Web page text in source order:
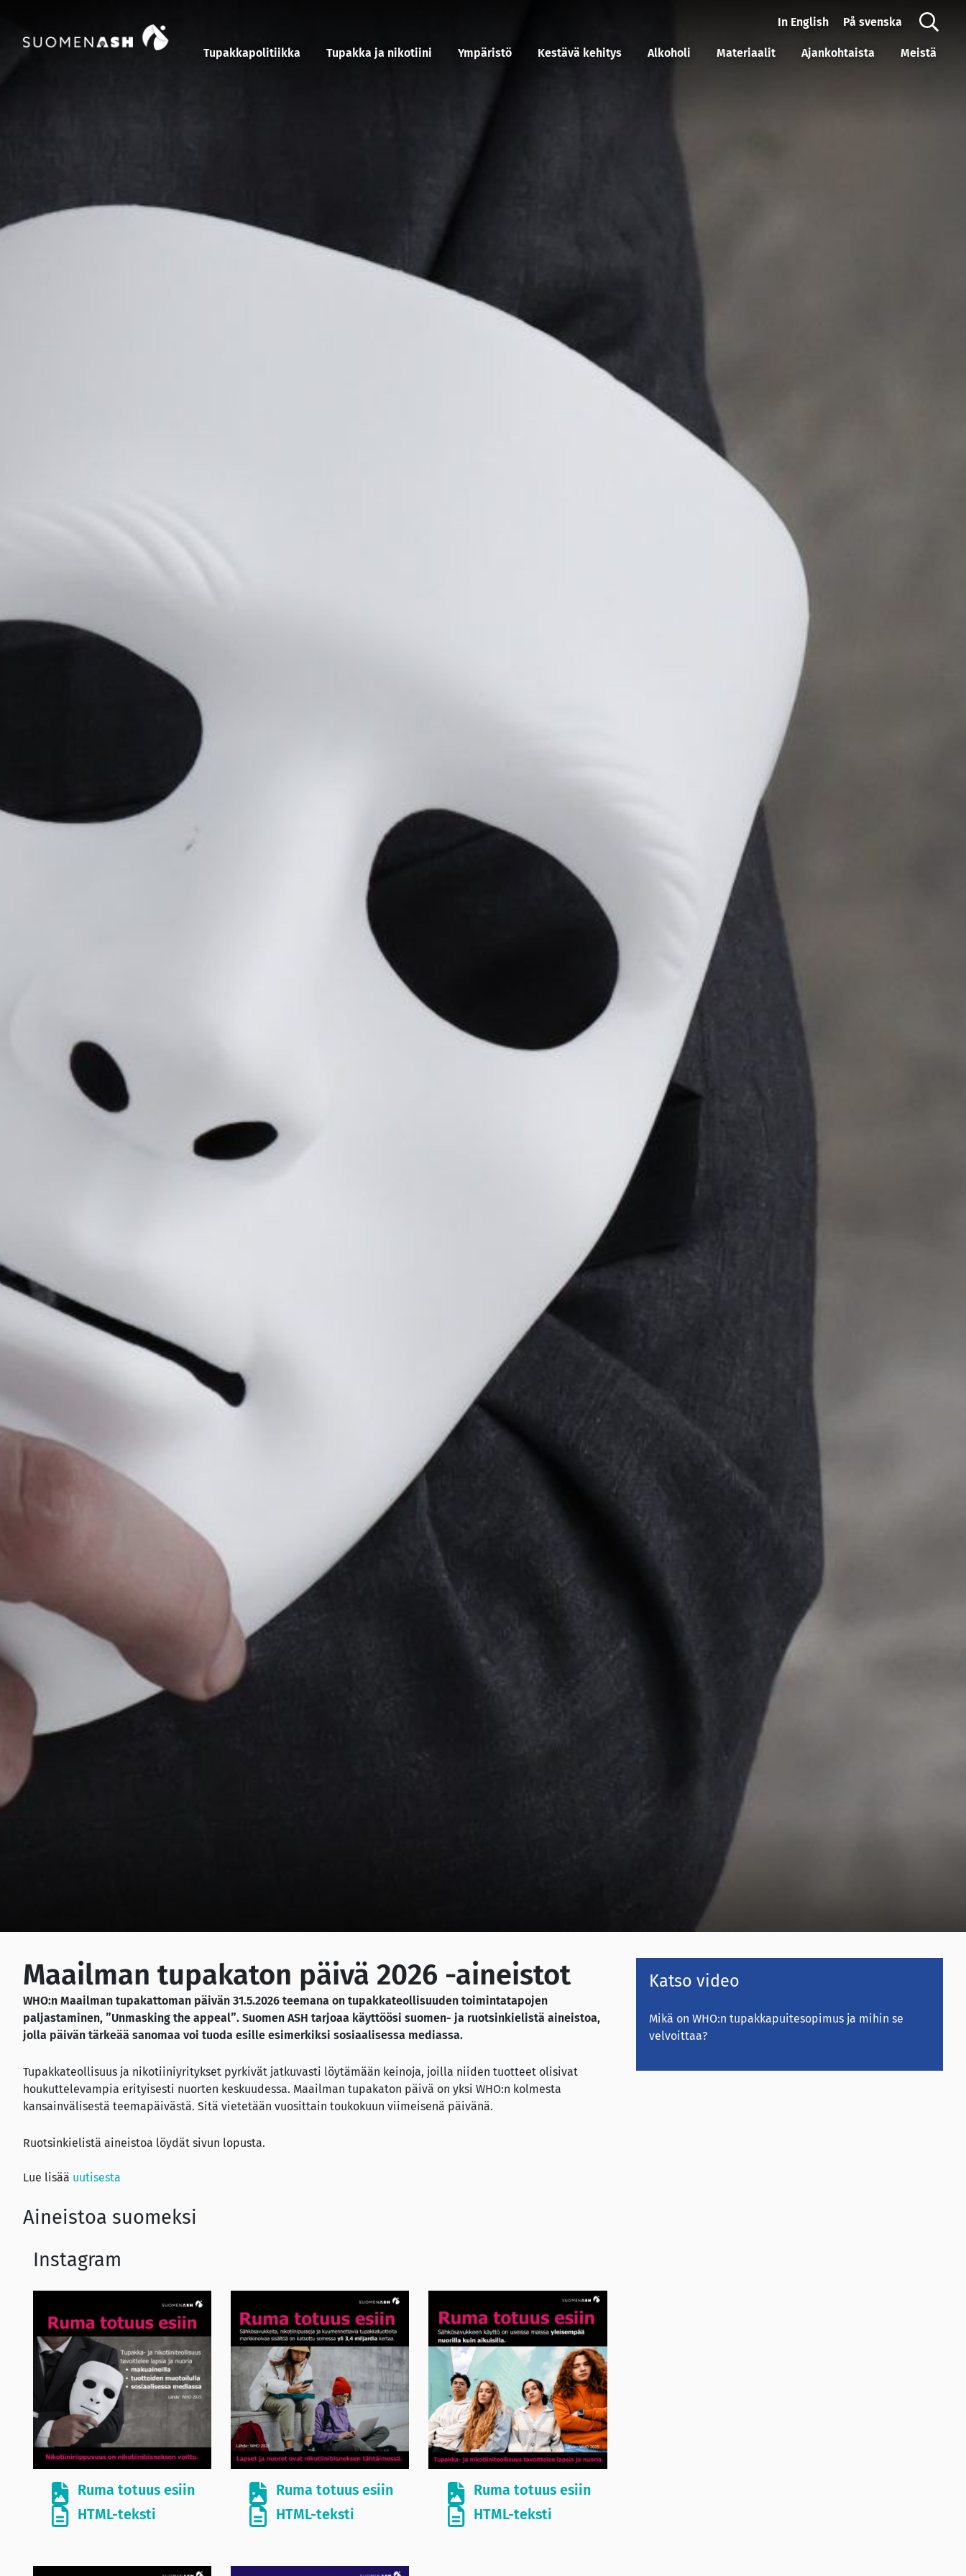
Siirry sisältöön
Tupakkapolitiikka Tupakka ja nikotiini Ympäristö Kestävä kehitys Alkoholi Materiaalit Ajankohtaista Meistä
In English På svenska
Maailman tupakaton päivä 2026 -aineistot
WHO:n Maailman tupakattoman päivän 31.5.2026 teemana on tupakkateollisuuden toimintatapojen
paljastaminen, ”Unmasking the appeal”. Suomen ASH tarjoaa käyttöösi suomen- ja ruotsinkielistä aineistoa,
jolla päivän tärkeää sanomaa voi tuoda esille esimerkiksi sosiaalisessa mediassa.
Tupakkateollisuus ja nikotiiniyritykset pyrkivät jatkuvasti löytämään keinoja, joilla niiden tuotteet olisivat
houkuttelevampia erityisesti nuorten keskuudessa. Maailman tupakaton päivä on yksi WHO:n kolmesta
kansainvälisestä teemapäivästä. Sitä vietetään vuosittain toukokuun viimeisenä päivänä.
Ruotsinkielistä aineistoa löydät sivun lopusta.
Lue lisää uutisesta
Aineistoa suomeksi
Instagram
Ruma totuus esiin
HTML-teksti
Ruma totuus esiin
HTML-teksti
Ruma totuus esiin
HTML-teksti
Katso video
Mikä on WHO:n tupakkapuitesopimus ja mihin se
velvoittaa?